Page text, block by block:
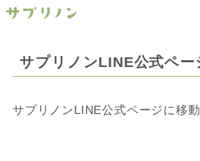
サプリノンLINE公式ペー
サプリノンLINE公式ページに移